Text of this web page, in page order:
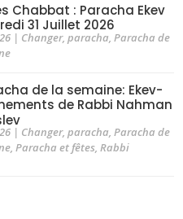
Chabbat : Paracha Ekev
31 Juillet 2026
| Changer, paracha Paracha de
de la semaine: Ekev-
de Rabbi Nahman
| Changer, paracha, Paracha de
, Paracha et fêtes, Rabbi